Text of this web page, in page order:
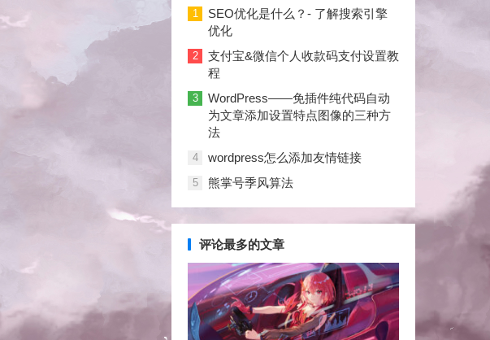
大合集
1
SEO优化是什么？- 了解搜索引擎
优化
2
支付宝&微信个人收款码支付设置教
程
3
WordPress——免插件纯代码自动
为文章添加设置特点图像的三种方
法
4 wordpress怎么添加友情链接
5 熊掌号季风算法
评论最多的文章